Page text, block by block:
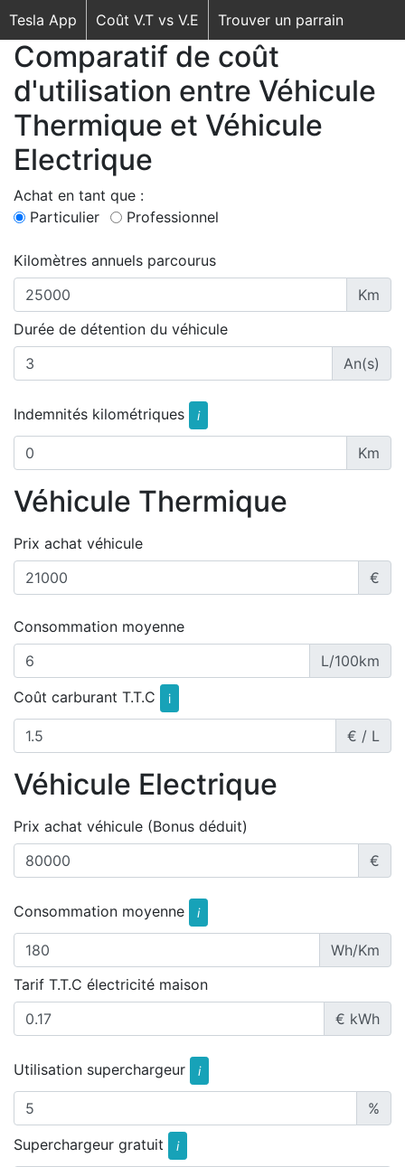
Tesla App Coût V.T vs V.E Trouver un parrain
Comparatif de coût
d'utilisation entre Véhicule
Thermique et Véhicule
Electrique
Achat en tant que :
Particulier
Professionnel
Kilomètres annuels parcourus
Km
Durée de détention du véhicule
An(s)
Indemnités kilométriques i
Km
Véhicule Thermique
Prix achat véhicule
€
Consommation moyenne
L/100km
Coût carburant T.T.C
i
€ / L
Véhicule Electrique
Prix achat véhicule (Bonus déduit)
€
Consommation moyenne i
Wh/Km
Tarif T.T.C électricité maison
€ kWh
Utilisation superchargeur i
%
Superchargeur gratuit
i